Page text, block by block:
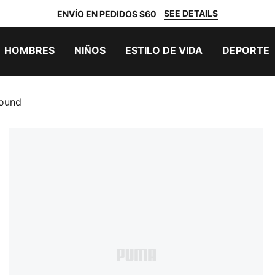
ENVÍO EN PEDIDOS $60 SEE DETAILS
HOMBRES NIÑOS ESTILO DE VIDA DEPORTE